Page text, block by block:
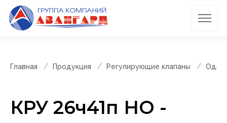
Главная Продукция Регулирующие клапаны
КРУ 26ч41п НО -